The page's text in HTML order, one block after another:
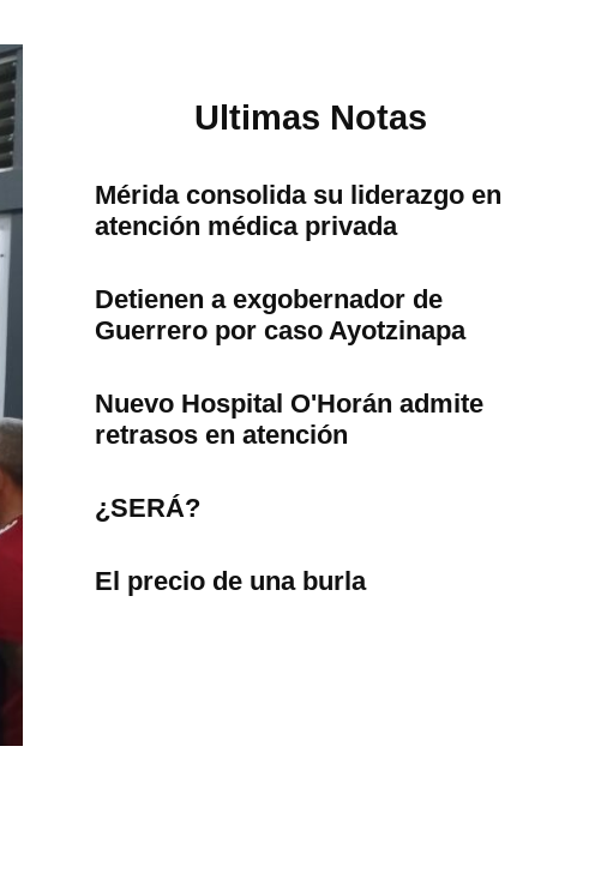
Ultimas Notas
Mérida consolida su liderazgo en
atención médica privada
Detienen a exgobernador de
Guerrero por caso Ayotzinapa
Nuevo Hospital O'Horán admite
retrasos en atención
¿SERÁ?
El precio de una burla